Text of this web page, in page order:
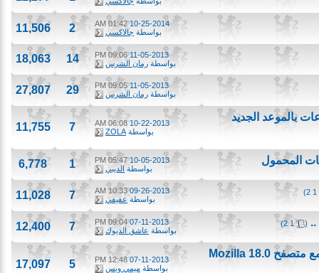
10-25-2014
01:42 AM
بواسطةجالاكسي 2
11,506
11-05-2013
09:06 PM
بواسطةرمان الشرس 14
18,063
11-05-2013
09:05 PM
بواسطةرمان الشرس 29
27,807
10-22-2013
06:08 AM
بواسطةZOLA
11,755
المحمول 10-05-2013
05:47 PM
بواسطةالديبي 1
6,778
09-26-2013
10:33 AM
بواسطةعفيفي 7
11,028
1
2
)
07-11-2013
09:04 PM
بواسطةعاشق الديوك 7
12,400
حل مشكلة عدم توافق برنامج Internet Download Manager مع متصفح 18.0 Mozilla 07-11-2013
12:48 PM
بواسطةميمي وبس 17,097